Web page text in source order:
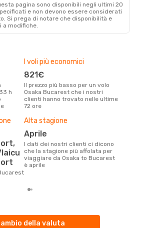
pagina sono disponibili negli ultimi 20
e non devono essere considerati
Si prega di notare che disponibilità e
a modifiche.
h
I voli più economici
821€
Il prezzo più basso per un volo
Osaka Bucarest che i nostri
clienti hanno trovato nelle ultime
72 ore
Alta stagione
aprile
I dati dei nostri clienti ci dicono
che la stagione più affolata per
viaggiare da Osaka to Bucarest
è aprile
della valuta